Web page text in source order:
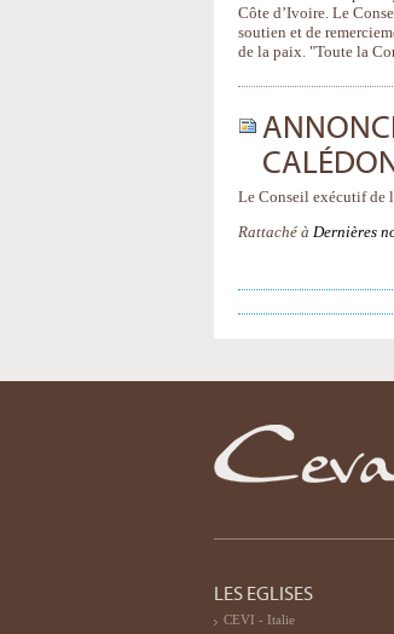
Côte d’Ivoire. Le
soutien et de
de la paix. "Toute la
Le Conseil exécutif de
Rattaché à Dernières
LES EGLISES
CEVI - Italie